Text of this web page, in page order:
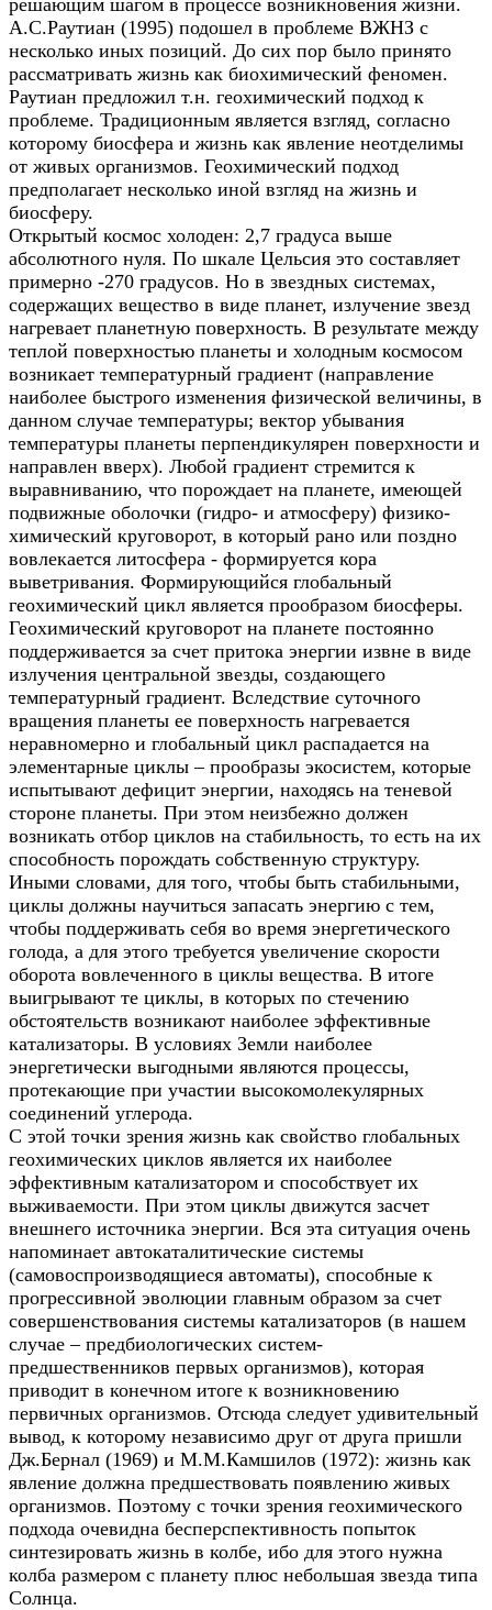
решающим шагом в процессе возникновения жизни.
А.С.Раутиан (1995) подошел в проблеме ВЖНЗ с
несколько иных позиций. До сих пор было принято
рассматривать жизнь как биохимический феномен.
Раутиан предложил т.н. геохимический подход к
проблеме. Традиционным является взгляд, согласно
которому биосфера и жизнь как явление неотделимы
от живых организмов. Геохимический подход
предполагает несколько иной взгляд на жизнь и
биосферу.
Открытый космос холоден: 2,7 градуса выше
абсолютного нуля. По шкале Цельсия это составляет
примерно -270 градусов. Но в звездных системах,
содержащих вещество в виде планет, излучение звезд
нагревает планетную поверхность. В результате между
теплой поверхностью планеты и холодным космосом
возникает температурный градиент (направление
наиболее быстрого изменения физической величины, в
данном случае температуры; вектор убывания
температуры планеты перпендикулярен поверхности и
направлен вверх). Любой градиент стремится к
выравниванию, что порождает на планете, имеющей
подвижные оболочки (гидро- и атмосферу) физико-
химический круговорот, в который рано или поздно
вовлекается литосфера - формируется кора
выветривания. Формирующийся глобальный
геохимический цикл является прообразом биосферы.
Геохимический круговорот на планете постоянно
поддерживается за счет притока энергии извне в виде
излучения центральной звезды, создающего
температурный градиент. Вследствие суточного
вращения планеты ее поверхность нагревается
неравномерно и глобальный цикл распадается на
элементарные циклы – прообразы экосистем, которые
испытывают дефицит энергии, находясь на теневой
стороне планеты. При этом неизбежно должен
возникать отбор циклов на стабильность, то есть на их
способность порождать собственную структуру.
Иными словами, для того, чтобы быть стабильными,
циклы должны научиться запасать энергию с тем,
чтобы поддерживать себя во время энергетического
голода, а для этого требуется увеличение скорости
оборота вовлеченного в циклы вещества. В итоге
выигрывают те циклы, в которых по стечению
обстоятельств возникают наиболее эффективные
катализаторы. В условиях Земли наиболее
энергетически выгодными являются процессы,
протекающие при участии высокомолекулярных
соединений углерода.
С этой точки зрения жизнь как свойство глобальных
геохимических циклов является их наиболее
эффективным катализатором и способствует их
выживаемости. При этом циклы движутся засчет
внешнего источника энергии. Вся эта ситуация очень
напоминает автокаталитические системы
(самовоспроизводящиеся автоматы), способные к
прогрессивной эволюции главным образом за счет
совершенствования системы катализаторов (в нашем
случае – предбиологических систем-
предшественников первых организмов), которая
приводит в конечном итоге к возникновению
первичных организмов. Отсюда следует удивительный
вывод, к которому независимо друг от друга пришли
Дж.Бернал (1969) и М.М.Камшилов (1972): жизнь как
явление должна предшествовать появлению живых
организмов. Поэтому с точки зрения геохимического
подхода очевидна бесперспективность попыток
синтезировать жизнь в колбе, ибо для этого нужна
колба размером с планету плюс небольшая звезда типа
Солнца.